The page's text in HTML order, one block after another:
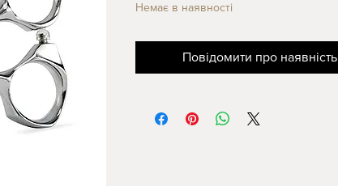
Немає в наявності
Повідомити про наявність